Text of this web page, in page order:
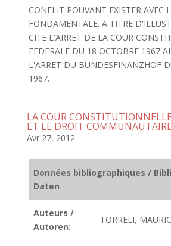
CONFLIT POUVANT EXISTER AVEC
FONDAMENTALE. A TITRE
CITE L'ARRET DE LA COUR
FEDERALE DU 18 OCTOBRE 1967
L'ARRET DU BUNDESFINANZHOF
1967.
LA COUR
ET LE DROIT COMMUNAUTAIRE
Avr 27, 2012
Données bibliographiques /
Daten
Auteurs /
Autoren:
TORRELI,